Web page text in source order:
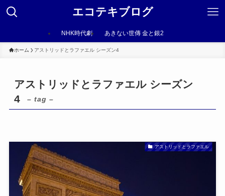
エコテキブログ
NHK時代劇 あきない世傳 金と銀2
ホーム アストリッドとラファエル シーズン4
アストリッドとラファエル シーズン
4
– tag –
アストリッドとラファエル